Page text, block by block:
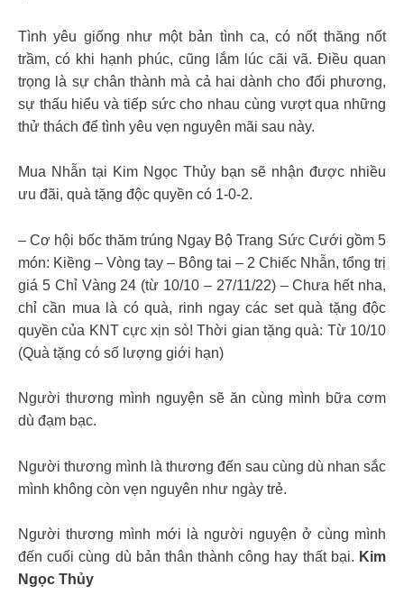
Tình yêu giống như một bản tình ca, có nốt thăng nốt
trầm, có khi hạnh phúc, cũng lắm lúc cãi vã. Điều quan
trọng là sự chân thành mà cả hai dành cho đối phương,
sự thấu hiểu và tiếp sức cho nhau cùng vượt qua những
thử thách để tình yêu vẹn nguyên mãi sau này.
Mua Nhẫn tại Kim Ngọc Thủy bạn sẽ nhận được nhiều
ưu đãi, quà tặng độc quyền có 1-0-2.
– Cơ hội bốc thăm trúng Ngay Bộ Trang Sức Cưới gồm 5
món: Kiềng – Vòng tay – Bông tai – 2 Chiếc Nhẫn, tổng trị
giá 5 Chỉ Vàng 24 (từ 10/10 – 27/11/22) – Chưa hết nha,
chỉ cần mua là có quà, rinh ngay các set quà tặng độc
quyền của KNT cực xịn sò! Thời gian tặng quà: Từ 10/10
(Quà tặng có số lượng giới hạn)
Người thương mình nguyện sẽ ăn cùng mình bữa cơm
dù đạm bạc.
Người thương mình là thương đến sau cùng dù nhan sắc
mình không còn vẹn nguyên như ngày trẻ.
Người thương mình mới là người nguyện ở cùng mình
đến cuối cùng dù bản thân thành công hay thất bại. Kim
Ngọc Thủy